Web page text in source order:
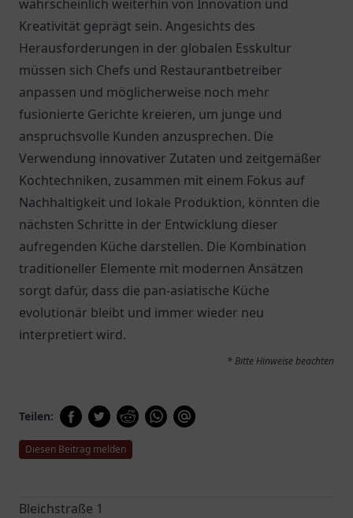
wahrscheinlich weiterhin von Innovation und
Kreativität geprägt sein. Angesichts des
Herausforderungen in der globalen Esskultur
müssen sich Chefs und Restaurantbetreiber
anpassen und möglicherweise noch mehr
fusionierte Gerichte kreieren, um junge und
anspruchsvolle Kunden anzusprechen. Die
Verwendung innovativer Zutaten und zeitgemäßer
Kochtechniken, zusammen mit einem Fokus auf
Nachhaltigkeit und lokale Produktion, könnten die
nächsten Schritte in der Entwicklung dieser
aufregenden Küche darstellen. Die Kombination
traditioneller Elemente mit modernen Ansätzen
sorgt dafür, dass die pan-asiatische Küche
evolutionär bleibt und immer wieder neu
interpretiert wird.
* Bitte Hinweise beachten
Teilen:
Diesen Beitrag melden
Bleichstraße 1